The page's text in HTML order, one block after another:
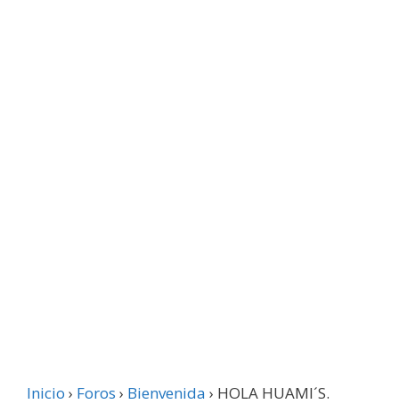
Inicio › Foros › Bienvenida › HOLA HUAMI´S.